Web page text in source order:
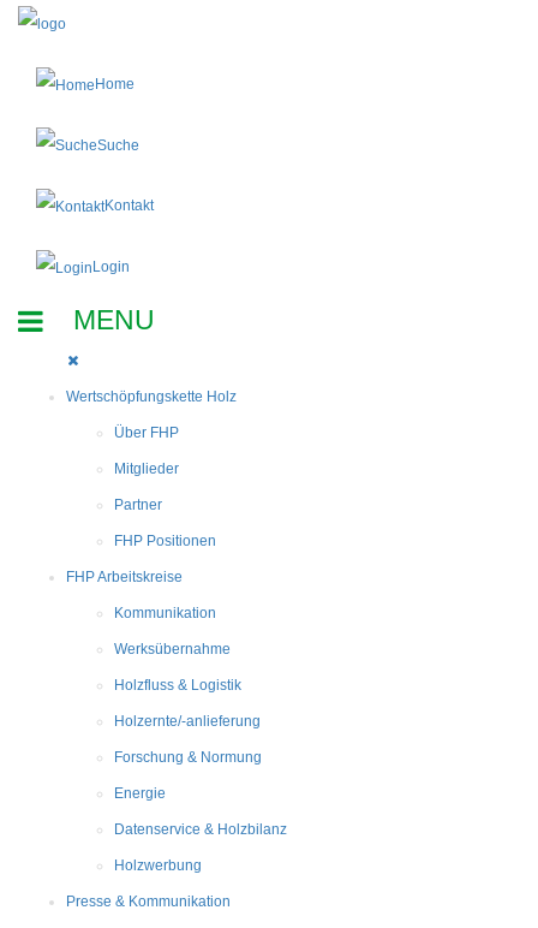
Home
Suche
Kontakt
Login
Wertschöpfungskette Holz
Über FHP
Mitglieder
Partner
FHP Positionen
FHP Arbeitskreise
Kommunikation
Werksübernahme
Holzfluss & Logistik
Holzernte/-anlieferung
Forschung & Normung
Energie
Datenservice & Holzbilanz
Holzwerbung
Presse & Kommunikation